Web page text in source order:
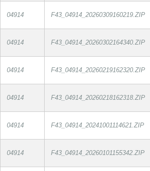
04914 F43_04914_20260309160219.ZIP
04914 F43_04914_20260302164340.ZIP
04914 F43_04914_20260219162320.ZIP
04914 F43_04914_20260218162318.ZIP
04914 F43_04914_20241001114621.ZIP
04914 F43_04914_20260101155342.ZIP